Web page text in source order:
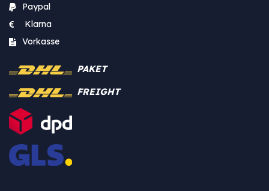
Paypal
Klarna
Vorkasse
PAKET
FREIGHT